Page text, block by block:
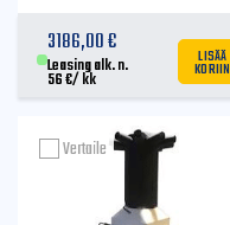
3186,00€
Leasing alk. n.
56€/ kk
LISÄÄ
KORIIN
Vertaile